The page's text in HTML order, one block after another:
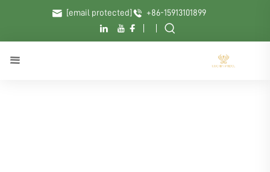
+86-15913101899
[email protected]